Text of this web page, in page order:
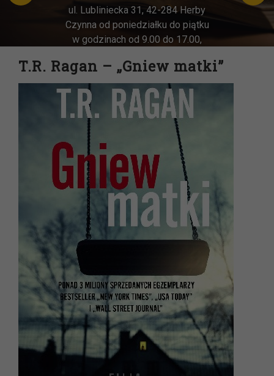
ul. Lubliniecka 31, 42-284 Herby
Czynna od poniedziałku do piątku
w godzinach od 9.00 do 17.00,
w godz. 9:00-13:00
T.R. Ragan – „Gniew matki”